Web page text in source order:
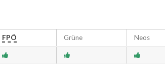
FPÖ Grüne Neos